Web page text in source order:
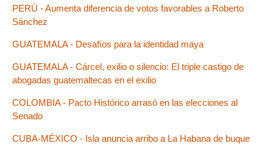
PERÚ - Aumenta diferencia de votos favorables a Roberto
Sánchez
GUATEMALA - Desafíos para la identidad maya
GUATEMALA - Cárcel, exilio o silencio: El triple castigo de
abogadas guatemaltecas en el exilio
COLOMBIA - Pacto Histórico arrasó en las elecciones al
Senado
CUBA-MÉXICO - Isla anuncia arribo a La Habana de buque